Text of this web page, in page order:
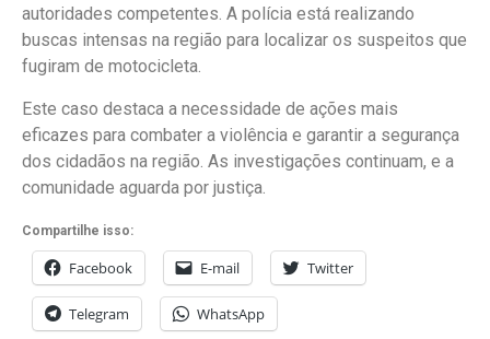
autoridades competentes. A polícia está realizando
buscas intensas na região para localizar os suspeitos que
fugiram de motocicleta.
Este caso destaca a necessidade de ações mais
eficazes para combater a violência e garantir a segurança
dos cidadãos na região. As investigações continuam, e a
comunidade aguarda por justiça.
Compartilhe isso:
Facebook E-mail Twitter
Telegram WhatsApp